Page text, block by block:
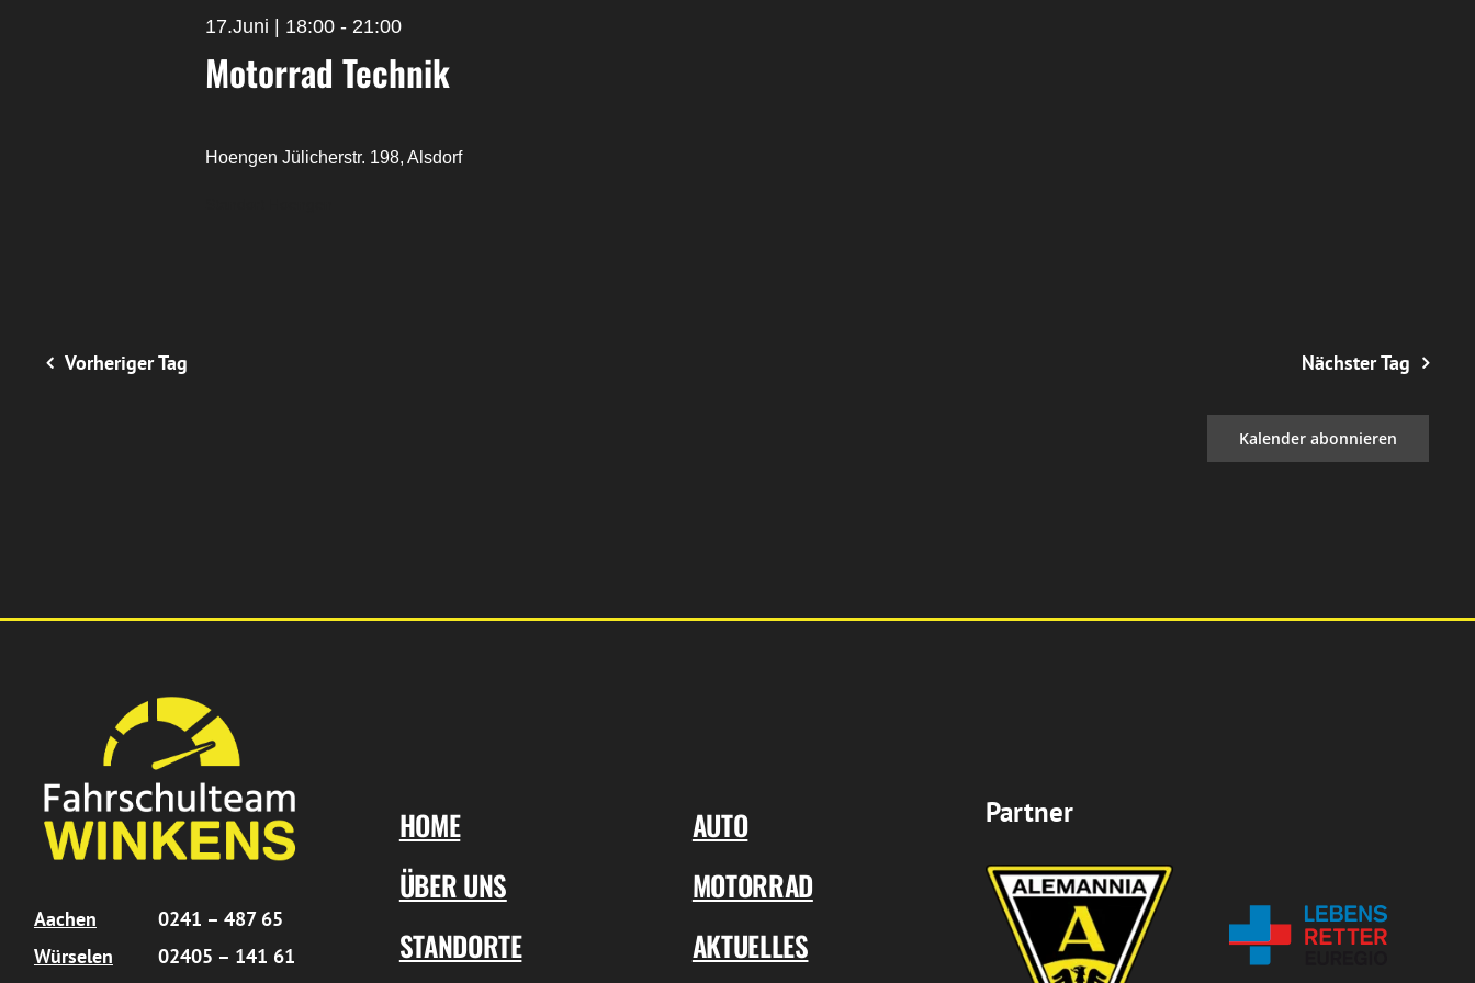
Motorrad Technik
17.Juni | 18:00 - 21:00
HoengenJülicherstr. 198, Alsdorf
Vorheriger Tag Nächster Tag
Kalender abonnieren
Aachen
0241 – 487 65
Würselen
02405 – 141 61
HOME
ÜBER UNS
STANDORTE
AUTO
MOTORRAD
AKTUELLES
Partner